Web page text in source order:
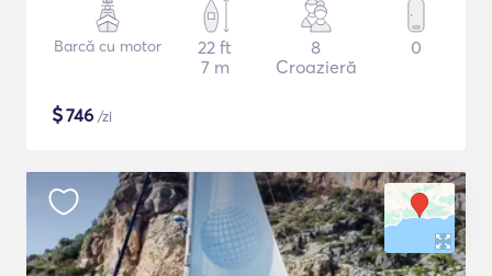
Barcă cu motor
22 ft
7 m
8
Croazieră
0
$746 /zi